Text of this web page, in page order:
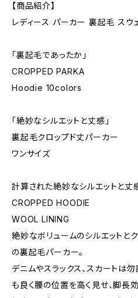
【商品紹介】
レディース パーカー 裏起毛 スウ
「裏起毛であったか」
CROPPED PARKA
Hoodie 10colors
「絶妙なシルエットと丈感」
裏起毛クロップド丈パーカー
ワンサイズ
計算された絶妙なシルエットと丈
CROPPED HOODIE
WOOL LINING
絶妙なボリュームのシルエットと
の裏起毛パーカー。
デニムやスラックス、スカートは
も良く腰の位置を高く見せ、脚長